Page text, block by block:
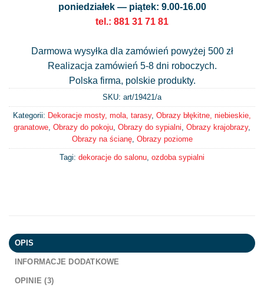
poniedziałek — piątek: 9.00-16.00
tel.: 881 31 71 81
Darmowa wysyłka dla zamówień powyżej 500 zł
Realizacja zamówień 5-8 dni roboczych.
Polska firma, polskie produkty.
SKU: art/19421/a
Kategorii: Dekoracje mosty, mola, tarasy, Obrazy błękitne, niebieskie,
granatowe Obrazy do pokoju Obrazy do sypialni Obrazy krajobrazy,
Obrazy na ścianę, Obrazy poziome
Tagi: dekoracje do salonu ozdoba sypialni
OPIS
INFORMACJE DODATKOWE
OPINIE (3)